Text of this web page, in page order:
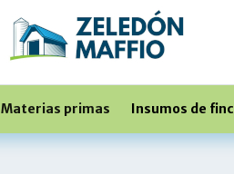
Materias primas Insumos de